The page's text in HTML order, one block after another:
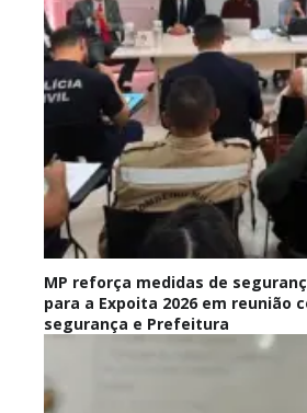
MP reforça medidas de
para a Expoita 2026 em reunião
segurança e Prefeitura